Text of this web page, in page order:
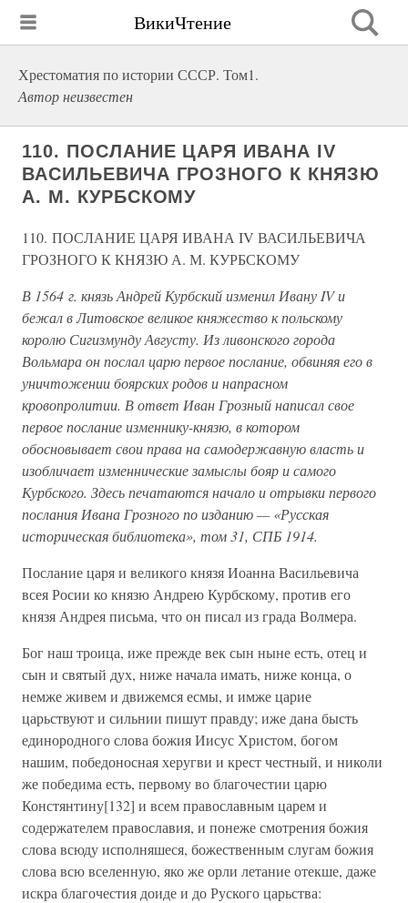
ВикиЧтение
Хрестоматия по истории СССР. Том1.
Автор неизвестен
110. ПОСЛАНИЕ ЦАРЯ ИВАНА IV
ВАСИЛЬЕВИЧА ГРОЗНОГО К КНЯЗЮ
А. М. КУРБСКОМУ
110. ПОСЛАНИЕ ЦАРЯ ИВАНА IV ВАСИЛЬЕВИЧА
ГРОЗНОГО К КНЯЗЮ А. М. КУРБСКОМУ
В 1564 г. князь Андрей Курбский изменил Ивану IV и
бежал в Литовское великое княжество к польскому
королю Сигизмунду Августу. Из ливонского города
Вольмара он послал царю первое послание, обвиняя его в
уничтожении боярских родов и напрасном
кровопролитии. В ответ Иван Грозный написал свое
первое послание изменнику-князю, в котором
обосновывает свои права на самодержавную власть и
изобличает изменнические замыслы бояр и самого
Курбского. Здесь печатаются начало и отрывки первого
послания Ивана Грозного по изданию — «Русская
историческая библиотека», том 31, СПБ 1914.
Послание царя и великого князя Иоанна Васильевича
всея Росии ко князю Андрею Курбскому, против его
князя Андрея письма, что он писал из града Волмера.
Бог наш троица, иже прежде век сын ныне есть, отец и
сын и святый дух, ниже начала имать, ниже конца, о
немже живем и движемся есмы, и имже царие
царьствуют и сильнии пишут правду; иже дана бысть
единородного слова божия Иисус Христом, богом
нашим, победоносная херугви и крест честный, и николи
же победима есть, первому во благочестии царю
Констянтину[132] и всем православным царем и
содержателем православия, и понеже смотрения божия
слова всюду исполняшеся, божественным слугам божия
слова всю вселенную, яко же орли летание отекше, даже
искра благочестия доиде и до Руского царьства: